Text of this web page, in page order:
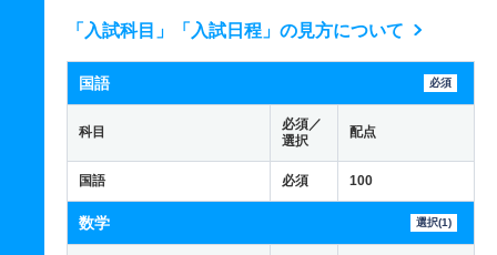
「入試科目」「入試日程」の見方について
国語 必須
科目
必須／
選択
配点
国語 必須 100
数学 選択(1)